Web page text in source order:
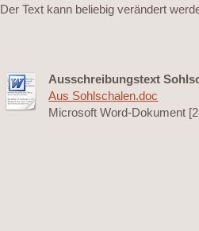
Der Text kann beliebig verändert
Ausschreibungstext
Aus Sohlschalen.doc
Microsoft Word-Dokument